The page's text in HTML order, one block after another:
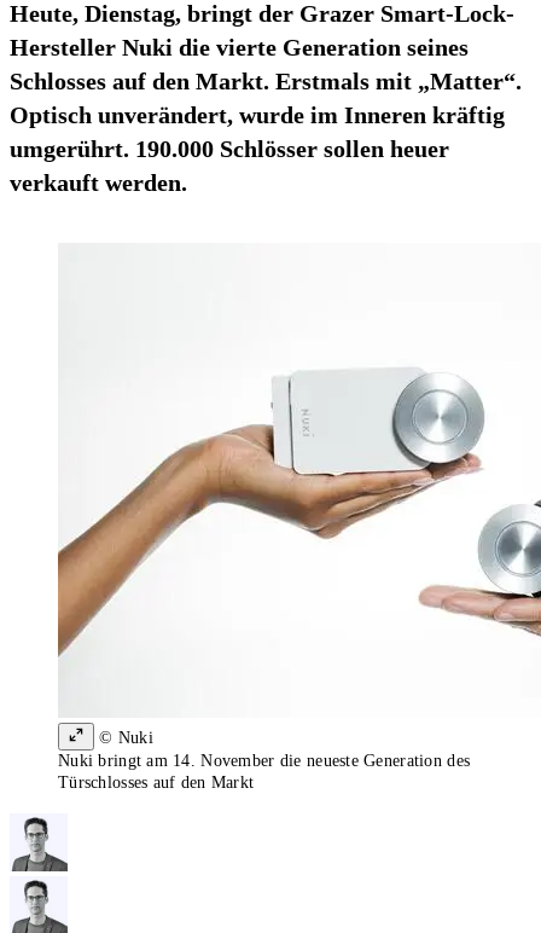
Heute, Dienstag, bringt der Grazer Smart-Lock-
Hersteller Nuki die vierte Generation seines
Schlosses auf den Markt. Erstmals mit „Matter“.
Optisch unverändert, wurde im Inneren kräftig
umgerührt. 190.000 Schlösser sollen heuer
verkauft werden.
© Nuki
Nuki bringt am 14. November die neueste Generation des
Türschlosses auf den Markt